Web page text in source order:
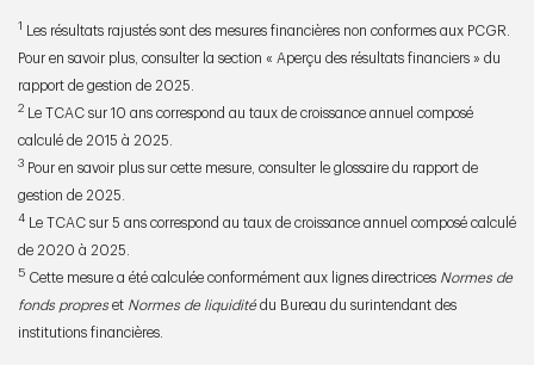
1
Les résultats rajustés sont des mesures financières non conformes aux PCGR.
Pour en savoir plus, consulter la section « Aperçu des résultats financiers » du
rapport de gestion de 2025.
2 Le TCAC sur 10 ans correspond au taux de croissance annuel composé
calculé de 2015 à 2025.
3 Pour en savoir plus sur cette mesure, consulter le glossaire du rapport de
gestion de 2025.
4 Le TCAC sur 5 ans correspond au taux de croissance annuel composé calculé
de 2020 à 2025.
5 Cette mesure a été calculée conformément aux lignes directrices Normes de
fonds propres et Normes de liquiditédu Bureau du surintendant des
institutions financières.